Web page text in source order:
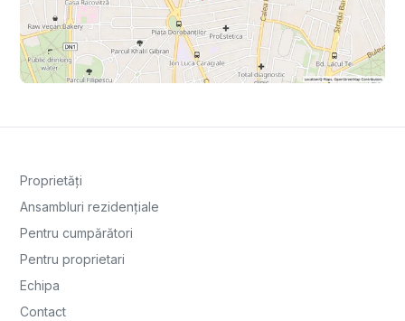
Proprietăți
Ansambluri rezidențiale
Pentru cumpărători
Pentru proprietari
Echipa
Contact